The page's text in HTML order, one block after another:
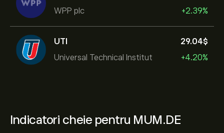
WPP plc
+2.39%
UTI
Universal Technical Institut
29.04‎$‎
+4.20%
Indicatori cheie pentru MUM.DE